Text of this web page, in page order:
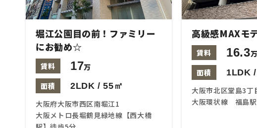
堀江公園目の前！ファミリー
にお勧め☆
賃料 17万
面積
2LDK / 55㎡
大阪府大阪市西区南堀江1
大阪メトロ長堀鶴見緑地線【西大橋
高級感MAXモ
賃料 16.3万
面積
1LDK
大阪市北区堂島3丁
大阪環状線 福島